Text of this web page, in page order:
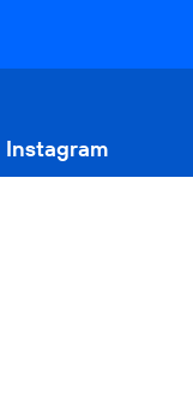
Instagram